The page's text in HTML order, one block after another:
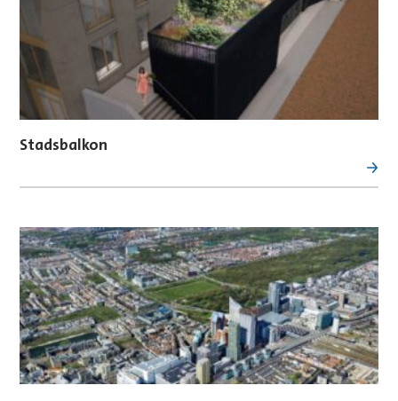
Stadsbalkon